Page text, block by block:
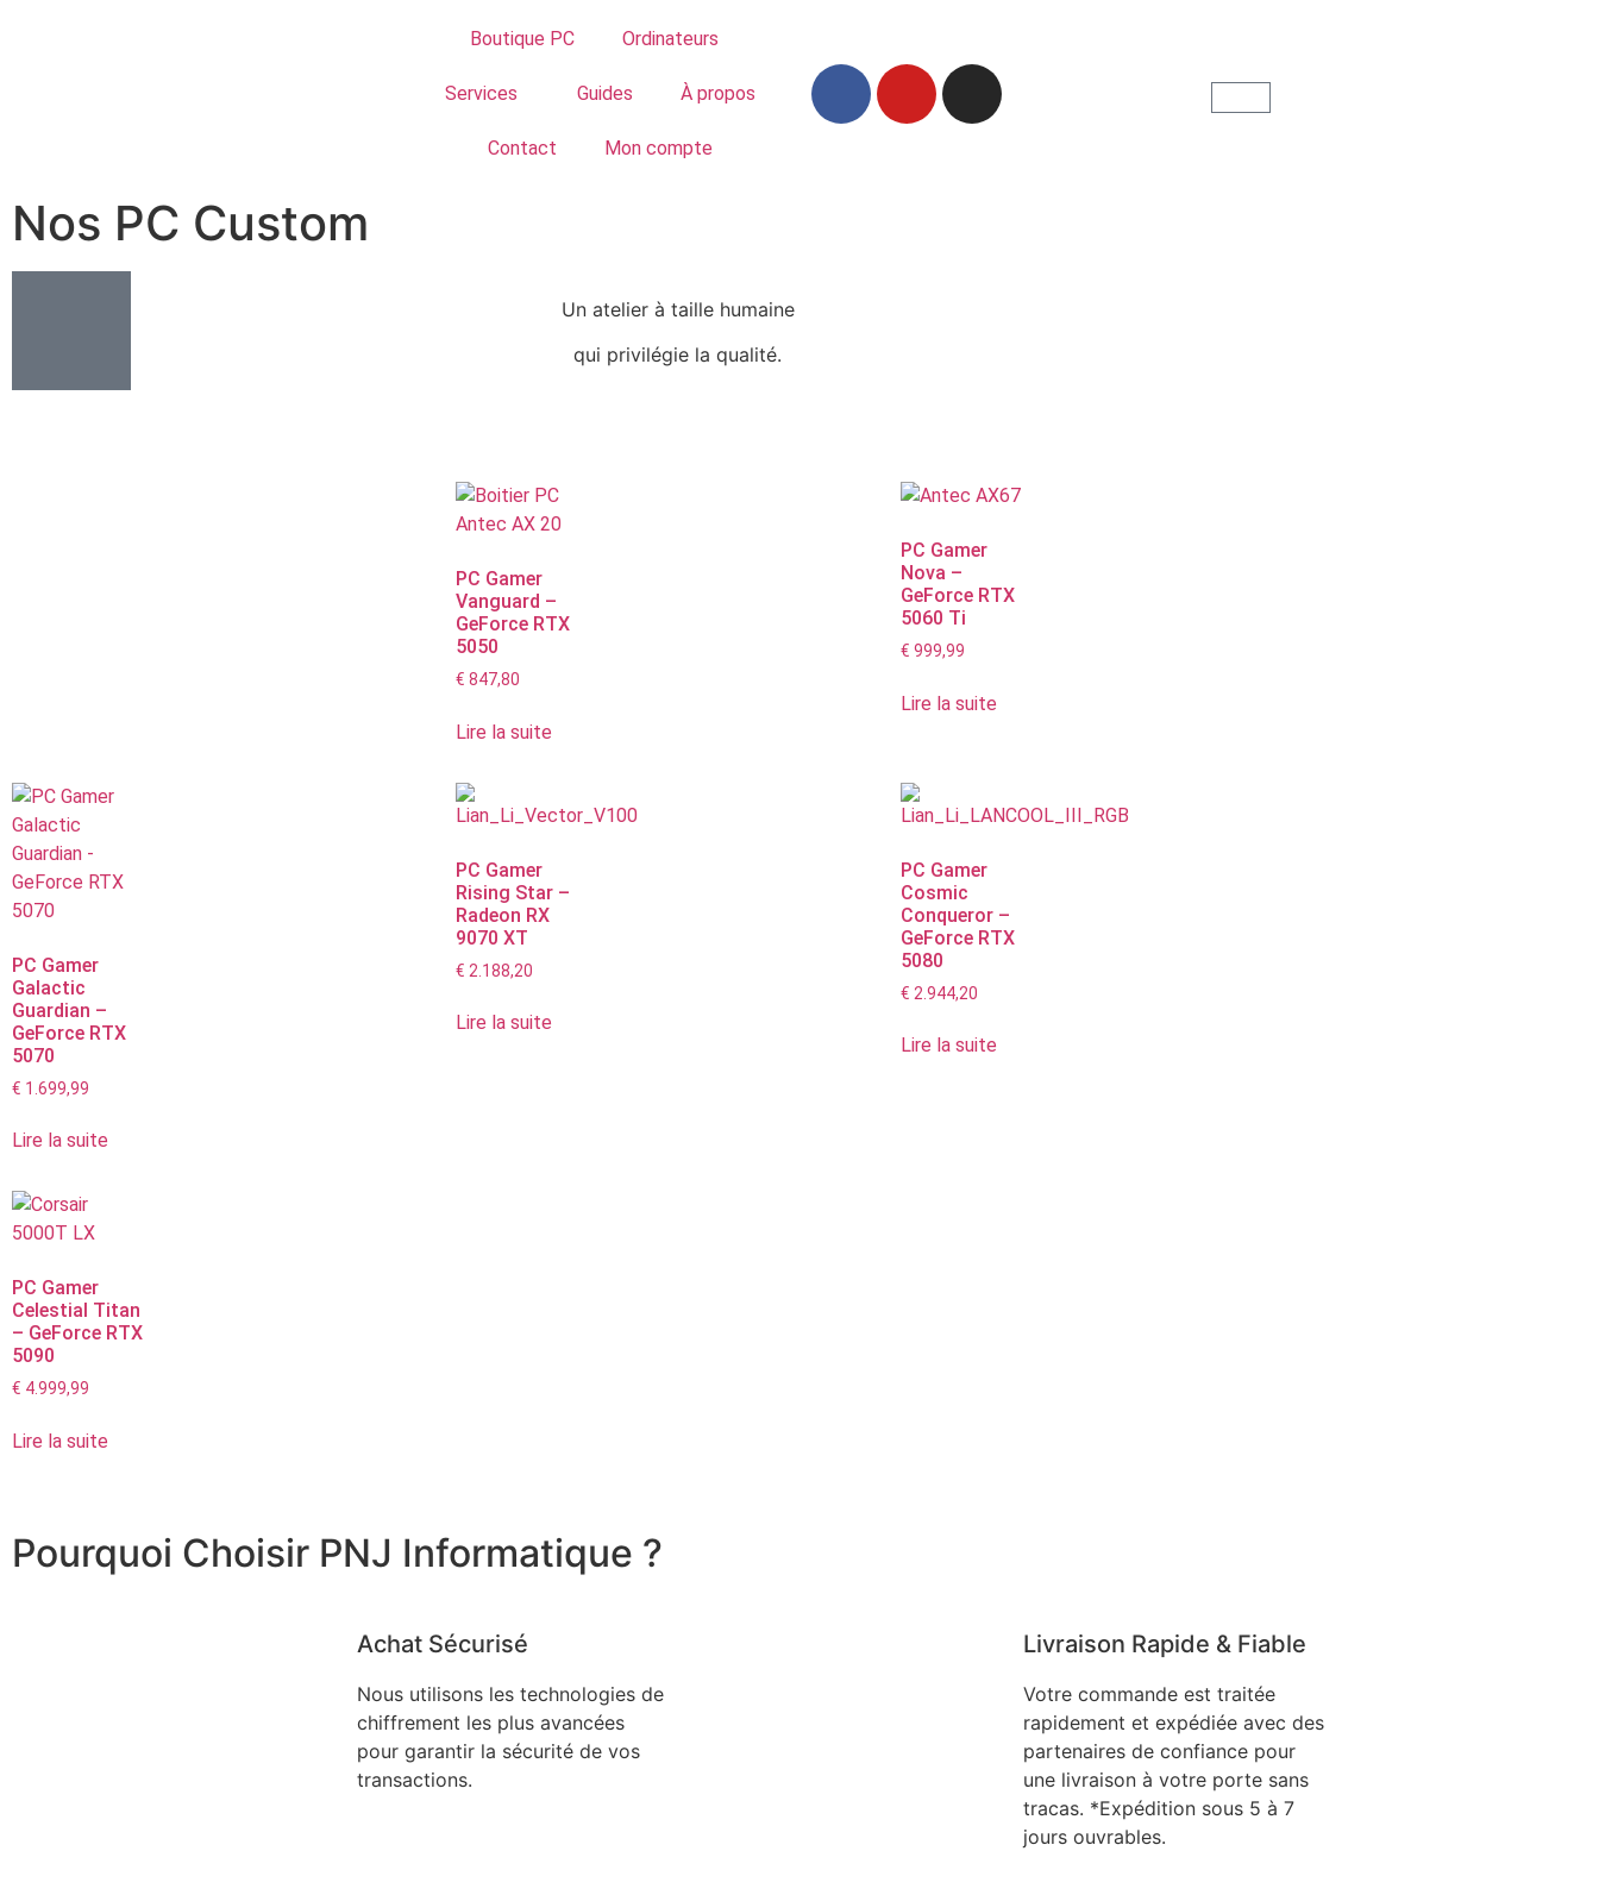
Boutique PC Ordinateurs
Services Guides À propos
Contact Mon compte
Nos PC Custom
Un atelier à taille humaine
qui privilégie la qualité.
PC Gamer
Vanguard –
GeForce RTX
5050
€ 847,80
Lire la suite
PC Gamer
Nova –
GeForce RTX
5060 Ti
€ 999,99
Lire la suite
PC Gamer
Galactic
Guardian –
GeForce RTX
5070
€ 1.699,99
Lire la suite
PC Gamer
Rising Star –
Radeon RX
9070 XT
€ 2.188,20
Lire la suite
PC Gamer
Cosmic
Conqueror –
GeForce RTX
5080
€ 2.944,20
Lire la suite
PC Gamer
Celestial Titan
– GeForce RTX
5090
€ 4.999,99
Lire la suite
Pourquoi Choisir PNJ Informatique ?
Achat Sécurisé
Nous utilisons les technologies de
chiffrement les plus avancées
pour garantir la sécurité de vos
transactions.
Livraison Rapide & Fiable
Votre commande est traitée
rapidement et expédiée avec des
partenaires de confiance pour
une livraison à votre porte sans
tracas. *Expédition sous 5 à 7
jours ouvrables.